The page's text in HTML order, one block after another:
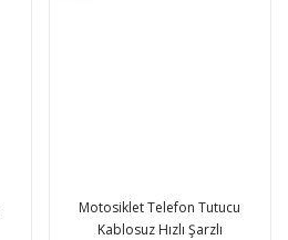
Motosiklet Telefon Tutucu
Kablosuz Hızlı Şarzlı